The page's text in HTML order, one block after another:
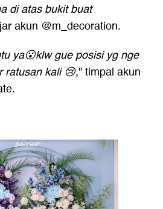
di atas bukit buat
akun @m_decoration.
ya😮klw gue posisi yg nge
ratusan kali 😢," timpal akun